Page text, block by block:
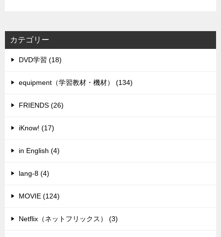
カテゴリー
DVD学習 (18)
equipment（学習教材・機材） (134)
FRIENDS (26)
iKnow! (17)
in English (4)
lang-8 (4)
MOVIE (124)
Netflix（ネットフリックス） (3)